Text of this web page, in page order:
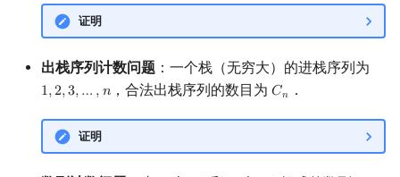
类欧几里德算法
连分数
Stern–Brocot 树与 Farey 序列
最大团搜索算法
图上随机游走
证明
出栈序列计数问题 ：一个栈（无穷大）的进栈序列为
1,2,3,… ,𝑛
1,2,3,…,n ，合法出栈序列的数目为𝐶𝑛
Cn ．
证明